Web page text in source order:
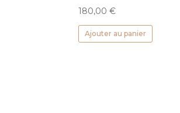
180,00€
Ajouter au panier